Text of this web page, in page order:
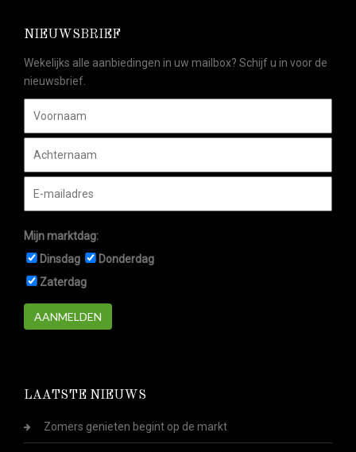
NIEUWSBRIEF
Wekelijks alle aanbiedingen in uw mailbox? Schijf u in voor de
nieuwsbrief.
Mijn marktdag:
Dinsdag
Donderdag
Zaterdag
AANMELDEN
LAATSTE NIEUWS
Zomers genieten begint op de markt